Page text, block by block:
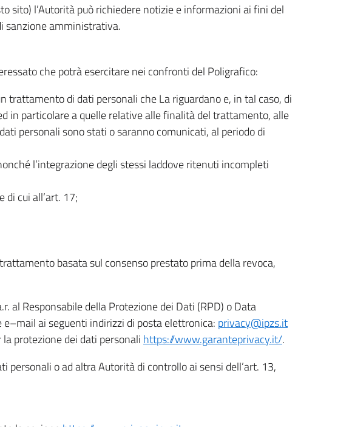
sito) l’Autorità può richiedere notizie e informazioni ai fini del
sanzione amministrativa.
che potrà esercitare nei confronti del Poligrafico:
di dati personali che La riguardano e, in tal caso, di
in particolare a quelle relative alle finalità del trattamento, alle
personali sono stati o saranno comunicati, al periodo di
l’integrazione degli stessi laddove ritenuti incompleti
cui all’art. 17;
basata sul consenso prestato prima della revoca,
Responsabile della Protezione dei Dati (RPD) o Data
ai seguenti indirizzi di posta elettronica: privacy@ipzs.it
protezione dei dati personali https://www.garanteprivacy.it/.
personali o ad altra Autorità di controllo ai sensi dell’art. 13,